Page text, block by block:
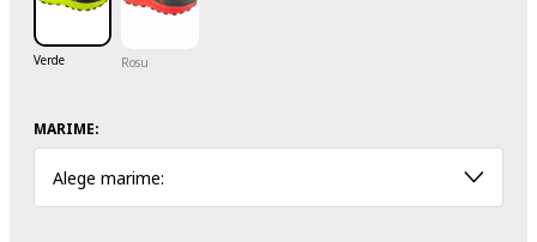
Verde Rosu
MARIME:
Alege marime: